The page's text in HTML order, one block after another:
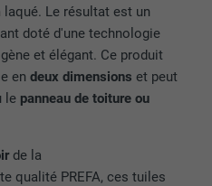
Le résultat est un
doté d'une technologie
et élégant. Ce produit
endeux dimensions et peut
le panneau de toiture ou
de la
qualité PREFA, ces tuiles